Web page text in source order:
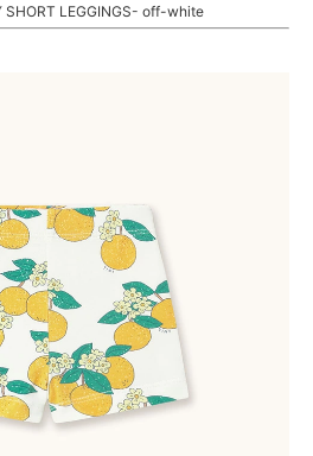
SHORT LEGGINGS- off-white